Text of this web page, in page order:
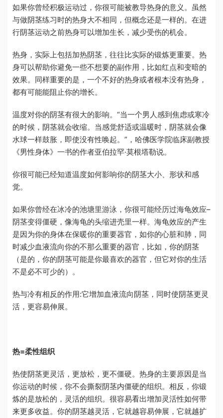
如果你曾经积极运动过，你很可能被教导热身的意义。虽然
与做阴茎练习时的热身大不相同，但概念还是一样的。在进
行阴茎运动之前热身可以增加生长，减少受伤的机会。
热身，实际上包括加热阴茎，往往比实际的锻炼更重要。热
身可以帮助你避免一些不想要的副作用，比如红点和变暗的
效果。同样重要的是，一个不好的热身或者根本没有热身，
都有可能能阻止你的增长。
温度对你的阴茎有很大的影响。“当一个男人感到焦虑或寒冷
的时候，阴茎就会收缩。当感觉舒适或温暖时，阴茎就会像
水球一样鼓胀，即使没有性唤起。”，哈佛医学院临床副教授
《男性身体》一书的作者亚伯拉罕·莫根塔勒说。
你很可能已经知道温度如何影响你的阴茎大小、形状和感
觉。
如果你曾经在冰冷的池塘里游泳，你很可能经历过海龟效应–
阴茎变得僵硬，像海龟的头缩进壳里一样。海龟效应的产生
是因为你的身体在保暖你的重要器官，如你的心脏和肺，同
时减少血液流向你的不那么重要的器官，比如，你的阴茎
（是的，你的阴茎可能是你最喜欢的器官，但它对你的生活
不是必不可少的）。
热与冷有相反的作用:它增加血液流向阴茎，同时使阴茎更灵
活，更容易伸展。
热=柔性组织
热使阴茎更灵活，更放松，更不僵硬。热身的主要原因是当
你运动的时候，你不会撕裂阴茎内僵硬的组织。相反，你锻
炼的是放松的，灵活的组织。很容易看出增加灵活性如何带
来更多收益。你的阴茎越灵活，它就越容易伸展，它就越扩